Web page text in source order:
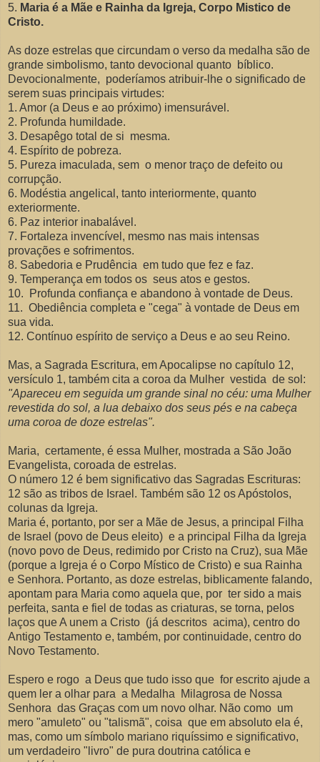
5. Maria é a Mãe e Rainha da Igreja, Corpo Mistico de
Cristo.
As doze estrelas que circundam o verso da medalha são de
grande simbolismo, tanto devocional quanto bíblico.
Devocionalmente, poderíamos atribuir-lhe o significado de
serem suas principais virtudes:
1. Amor (a Deus e ao próximo) imensurável.
2. Profunda humildade.
3. Desapêgo total de si mesma.
4. Espírito de pobreza.
5. Pureza imaculada, sem o menor traço de defeito ou
corrupção.
6. Modéstia angelical, tanto interiormente, quanto
exteriormente.
6. Paz interior inabalável.
7. Fortaleza invencível, mesmo nas mais intensas
provações e sofrimentos.
8. Sabedoria e Prudência em tudo que fez e faz.
9. Temperança em todos os seus atos e gestos.
10. Profunda confiança e abandono à vontade de Deus.
11. Obediência completa e "cega" à vontade de Deus em
sua vida.
12. Contínuo espírito de serviço a Deus e ao seu Reino.
Mas, a Sagrada Escritura, em Apocalipse no capítulo 12,
versículo 1, também cita a coroa da Mulher vestida de sol:
"Apareceu em seguida um grande sinal no céu: uma Mulher
revestida do sol, a lua debaixo dos seus pés e na cabeça
uma coroa de doze estrelas".
Maria, certamente, é essa Mulher, mostrada a São João
Evangelista, coroada de estrelas.
O número 12 é bem significativo das Sagradas Escrituras:
12 são as tribos de Israel. Também são 12 os Apóstolos,
colunas da Igreja.
Maria é, portanto, por ser a Mãe de Jesus, a principal Filha
de Israel (povo de Deus eleito) e a principal Filha da Igreja
(novo povo de Deus, redimido por Cristo na Cruz), sua Mãe
(porque a Igreja é o Corpo Místico de Cristo) e sua Rainha
e Senhora. Portanto, as doze estrelas, biblicamente falando,
apontam para Maria como aquela que, por ter sido a mais
perfeita, santa e fiel de todas as criaturas, se torna, pelos
laços que A unem a Cristo (já descritos acima), centro do
Antigo Testamento e, também, por continuidade, centro do
Novo Testamento.
Espero e rogo a Deus que tudo isso que for escrito ajude a
quem ler a olhar para a Medalha Milagrosa de Nossa
Senhora das Graças com um novo olhar. Não como um
mero "amuleto" ou "talismã", coisa que em absoluto ela é,
mas, como um símbolo mariano riquíssimo e significativo,
um verdadeiro "livro" de pura doutrina católica e